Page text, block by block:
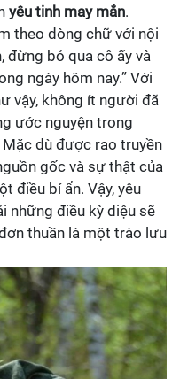
yêu tinh may mắn.
theo dòng chữ với nội
đừng bỏ qua cô ấy và
ngày hôm nay.” Với
vậy, không ít người đã
ước nguyện trong
dù được rao truyền
gốc và sự thật của
điều bí ẩn. Vậy, yêu
những điều kỳ diệu sẽ
thuần là một trào lưu